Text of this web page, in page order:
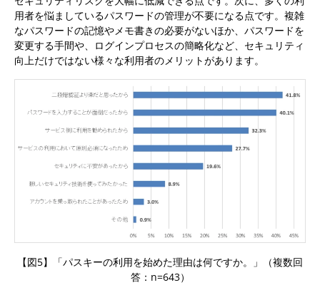
用者を悩ましているパスワードの管理が不要になる点です。複雑
なパスワードの記憶やメモ書きの必要がないほか、パスワードを
変更する手間や、ログインプロセスの簡略化など、セキュリティ
向上だけではない様々な利用者のメリットがあります。
【図5】「パスキーの利用を始めた理由は何ですか。」（複数回
答：n=643）